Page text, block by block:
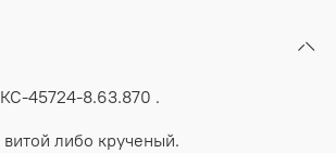
КС-45724-8.63.870 .
витой либо крученый.